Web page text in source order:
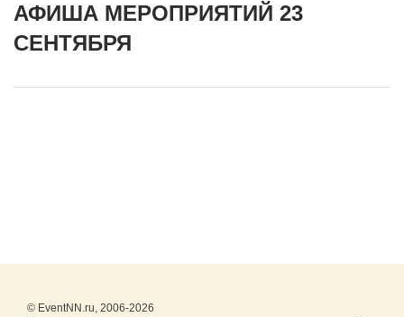
АФИША МЕРОПРИЯТИЙ 23
СЕНТЯБРЯ
© EventNN.ru, 2006-2026